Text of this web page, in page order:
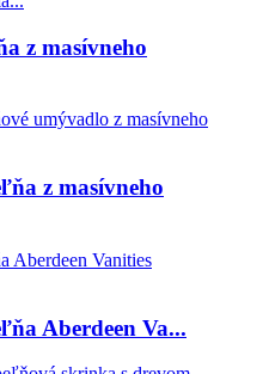
z masívneho
z masívneho
Aberdeen Va...